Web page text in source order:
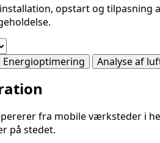
opstart og
Energioptimering Analyse af
fra mobile værksteder i
på stedet.